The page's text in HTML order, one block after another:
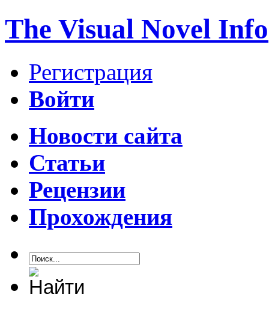
The Visual Novel Info
Регистрация
Войти
Новости сайта
Статьи
Рецензии
Прохождения